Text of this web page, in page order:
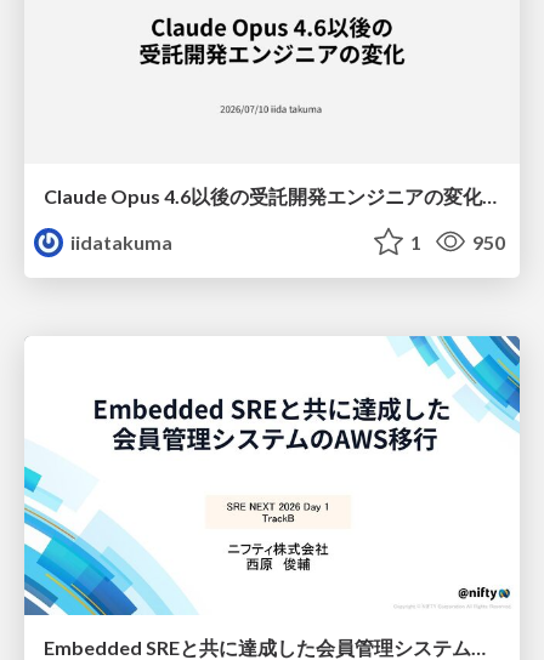
Claude Opus 4.6以後の受託開発エンジニアの変化(Claude Code開発ノウハウ大公開スペシャルbyクラスメソッド)
iidatakuma
1 950
Embedded SREと共に達成した会員管理システムのAWS移行 - SRE NEXT 2026 ランチスポンサーセッション